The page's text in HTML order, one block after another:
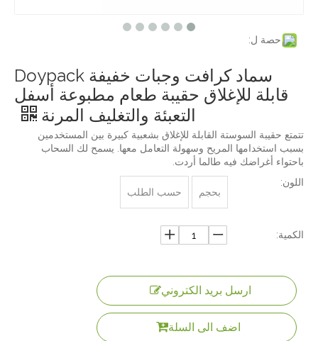
حصة ل:
سماد كرافت وجبات خفيفة Doypack
قابلة للإغلاق حقيبة طعام مطبوعة أسفل
التعبئة والتغليف المرنة
تتمتع حقيبة السوستة القابلة للإغلاق بشعبية كبيرة بين المستخدمين
بسبب استخدامها المريح وسهولة التعامل معها. يسمح لك السحاب
باحتواء أغراضك فيه طالما أردت.
اللون:
بحجم
حسب الطلب
الكمية:
ارسل بريد الكتروني
اضف الى السلة